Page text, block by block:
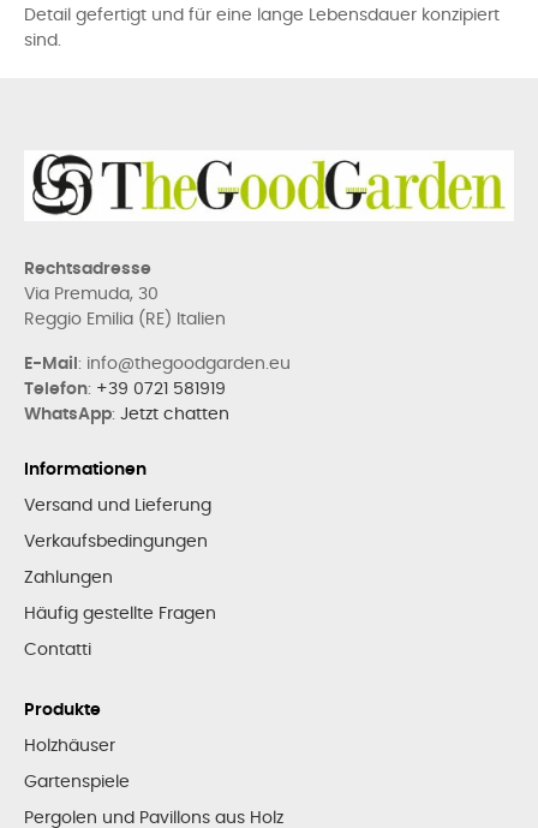
Detail gefertigt und für eine lange Lebensdauer konzipiert
sind.
Rechtsadresse
Via Premuda, 30
Reggio Emilia (RE) Italien
E-Mail : info@thegoodgarden.eu
Telefon: +39 0721 581919
WhatsApp: Jetzt chatten
Informationen
Versand und Lieferung
Verkaufsbedingungen
Zahlungen
Häufig gestellte Fragen
Contatti
Produkte
Holzhäuser
Gartenspiele
Pergolen und Pavillons aus Holz